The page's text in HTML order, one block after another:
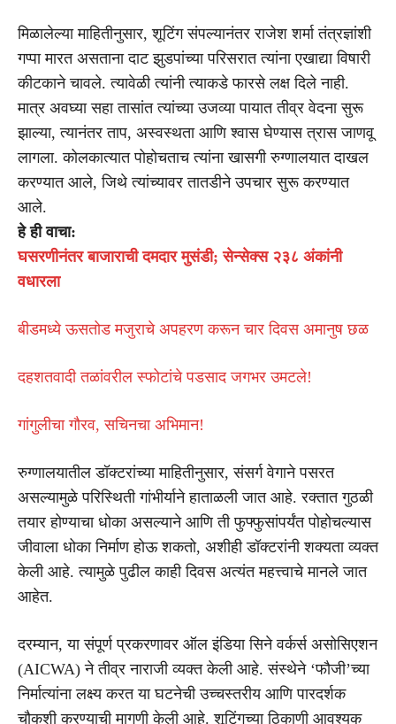
मिळालेल्या माहितीनुसार, शूटिंग संपल्यानंतर राजेश शर्मा तंत्रज्ञांशी
गप्पा मारत असताना दाट झुडपांच्या परिसरात त्यांना एखाद्या विषारी
कीटकाने चावले. त्यावेळी त्यांनी त्याकडे फारसे लक्ष दिले नाही.
मात्र अवघ्या सहा तासांत त्यांच्या उजव्या पायात तीव्र वेदना सुरू
झाल्या, त्यानंतर ताप, अस्वस्थता आणि श्वास घेण्यास त्रास जाणवू
लागला. कोलकात्यात पोहोचताच त्यांना खासगी रुग्णालयात दाखल
करण्यात आले, जिथे त्यांच्यावर तातडीने उपचार सुरू करण्यात
आले.
हे ही वाचा:
घसरणीनंतर बाजाराची दमदार मुसंडी; सेन्सेक्स २३८ अंकांनी
वधारला
बीडमध्ये ऊसतोड मजुराचे अपहरण करून चार दिवस अमानुष छळ
दहशतवादी तळांवरील स्फोटांचे पडसाद जगभर उमटले!
गांगुलीचा गौरव, सचिनचा अभिमान!
रुग्णालयातील डॉक्टरांच्या माहितीनुसार, संसर्ग वेगाने पसरत
असल्यामुळे परिस्थिती गांभीर्याने हाताळली जात आहे. रक्तात गुठळी
तयार होण्याचा धोका असल्याने आणि ती फुफ्फुसांपर्यंत पोहोचल्यास
जीवाला धोका निर्माण होऊ शकतो, अशीही डॉक्टरांनी शक्यता व्यक्त
केली आहे. त्यामुळे पुढील काही दिवस अत्यंत महत्त्वाचे मानले जात
आहेत.
दरम्यान, या संपूर्ण प्रकरणावर ऑल इंडिया सिने वर्कर्स असोसिएशन
(AICWA) ने तीव्र नाराजी व्यक्त केली आहे. संस्थेने ‘फौजी’च्या
निर्मात्यांना लक्ष्य करत या घटनेची उच्चस्तरीय आणि पारदर्शक
चौकशी करण्याची मागणी केली आहे. शूटिंगच्या ठिकाणी आवश्यक